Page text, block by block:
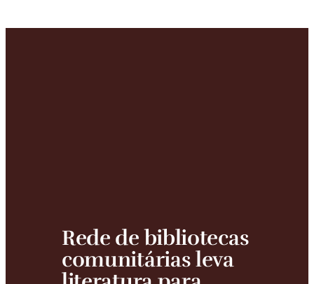
Rede de bibliotecas
comunitárias leva